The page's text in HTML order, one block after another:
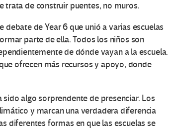
trata de construir puentes, no muros.
de Year 6 que unió a varias escuelas
parte de ella. Todos los niños son
de dónde vayan a la escuela.
ofrecen más recursos y apoyo, donde
algo sorprendente de presenciar. Los
y marcan una verdadera diferencia
diferentes formas en que las escuelas se